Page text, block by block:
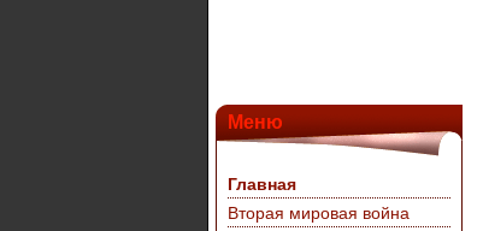
Меню
Главная
Вторая мировая война